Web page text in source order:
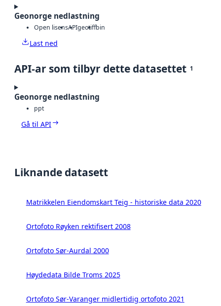
Geonorge nedlastning
Open lisensAPIgeotiffbin
Last ned
API-ar som tilbyr dette datasettet 1
Geonorge nedlastning
ppt
Gå til API
Liknande datasett
Matrikkelen Eiendomskart Teig - historiske data 2020
Ortofoto Røyken rektifisert 2008
Ortofoto Sør-Aurdal 2000
Høydedata Bilde Troms 2025
Ortofoto Sør-Varanger midlertidig ortofoto 2021